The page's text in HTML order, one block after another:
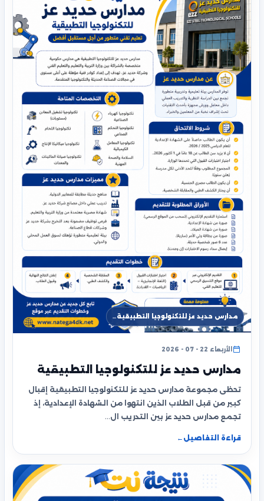
مدارس حديد عز للتكنولوجيا التطبيقية…
الأربعاء 22 - 07 - 2026
مدارس حديد عز للتكنولوجيا التطبيقية
تحظى مجموعة مدارس حديد عز للتكنولوجيا التطبيقية إقبال
كبير من قبل الطلاب الذين انتهوا من الشهادة الإعدادية، إذ
تجمع مدارس حديد عز بين التدريب ال…
قراءة التفاصيل ←